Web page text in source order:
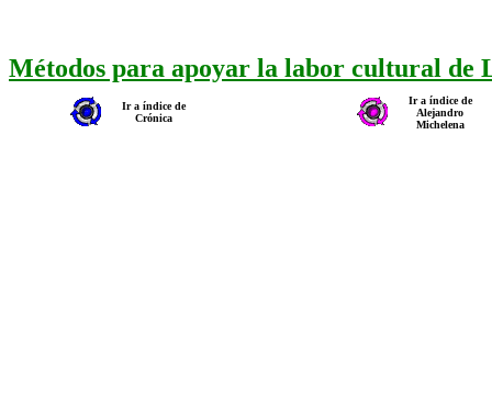
Métodos para apoyar la labor cultural de
Ir a índice de
Crónica
Ir a índice de
Alejandro
Michelena